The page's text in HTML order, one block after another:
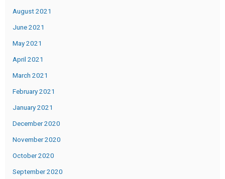
August 2021
June 2021
May 2021
April 2021
March 2021
February 2021
January 2021
December 2020
November 2020
October 2020
September 2020